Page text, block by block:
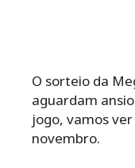
O sorteio da
aguardam
jogo, vamos
novembro.